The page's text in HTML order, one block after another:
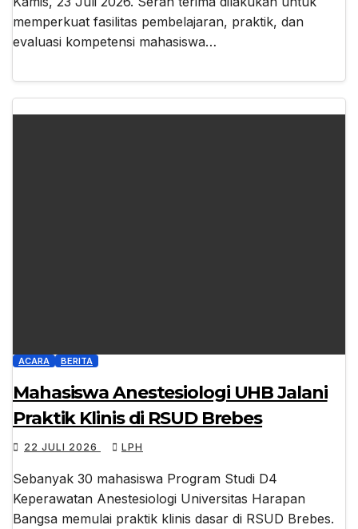
memperkuat fasilitas pembelajaran, praktik, dan
evaluasi kompetensi mahasiswa…
ACARA BERITA
Mahasiswa Anestesiologi UHB Jalani
Praktik Klinis di RSUD Brebes
22 JULI 2026 LPH
Sebanyak 30 mahasiswa Program Studi D4
Keperawatan Anestesiologi Universitas Harapan
Bangsa memulai praktik klinis dasar di RSUD Brebes.